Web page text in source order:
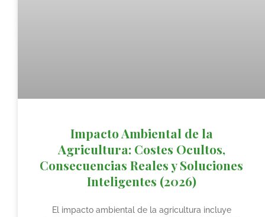
Impacto Ambiental de la
Agricultura: Costes Ocultos,
Consecuencias Reales y Soluciones
Inteligentes (2026)
El impacto ambiental de la agricultura incluye